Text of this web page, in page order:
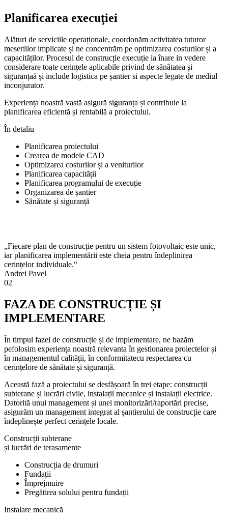
Planificarea execuției
Alături de serviciile operaționale, coordonăm activitatea tuturor
meseriilor implicate și ne concentrăm pe optimizarea costurilor și a
capacităților. Procesul de construcție execuție ia înare in vedere
considerare toate cerințele aplicabile privind de sănătatea și
siguranțaă și include logistica pe șantier si aspecte legate de mediul
inconjurator.
Experiența noastră vastă asigură siguranța și contribuie la
planificarea eficientă și rentabilă a proiectului.
În detaliu
Planificarea proiectului
Crearea de modele CAD
Optimizarea costurilor și a veniturilor
Planificarea capacității
Planificarea programului de execuție
Organizarea de șantier
Sănătate și siguranță
„Fiecare plan de construcție pentru un sistem fotovoltaic este unic,
iar planificarea implementării este cheia pentru îndeplinirea
cerințelor individuale.“
Andrei Pavel
02
FAZA DE CONSTRUCȚIE ȘI
IMPLEMENTARE
În timpul fazei de construcție și de implementare, ne bazăm
pefolosim experiența noastră relevanta în gestionarea proiectelor și
în managementul calității, în conformitatecu respectarea cu
cerințelore de sănătate și siguranță.
Această fază a proiectului se desfășoară în trei etape: construcții
subterane și lucrări civile, instalații mecanice și instalații electrice.
Datorită unui management și unei monitorizări/raportări precise,
asigurăm un management integrat al șantierului de construcție care
îndeplinește perfect cerințele locale.
Construcții subterane
și lucrări de terasamente
Construcția de drumuri
Fundații
Împrejmuire
Pregătirea solului pentru fundații
Instalare mecanică